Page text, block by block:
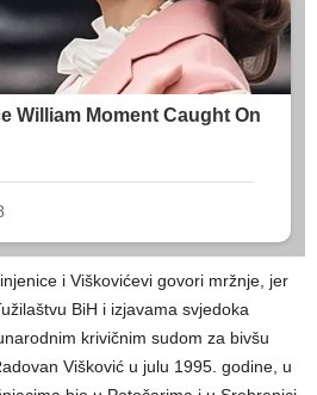
i Viškovićevi govori mržnje, jer
BiH i izjavama svjedoka
krivičnim sudom za bivšu
Višković u julu 1995. godine, u